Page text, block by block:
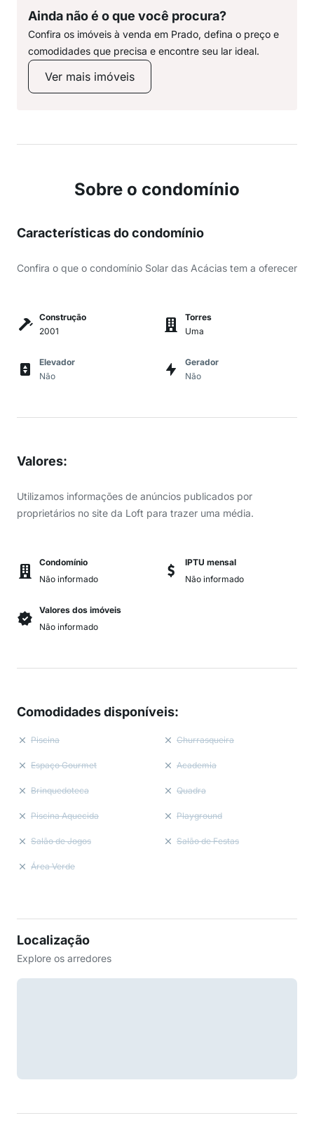
Ainda não é o que você procura?
Confira os imóveis à venda em Prado, defina o preço e
comodidades que precisa e encontre seu lar ideal.
Ver mais imóveis
Sobre o condomínio
Características do condomínio
Confira o que o condomínio Solar das Acácias tem a oferecer
Construção
2001
Torres
Uma
Elevador
Não
Gerador
Não
Valores:
Utilizamos informações de anúncios publicados por
proprietários no site da Loft para trazer uma média.
Condomínio
Não informado
IPTU mensal
Não informado
Valores dos imóveis
Não informado
Comodidades disponíveis:
Piscina Churrasqueira
Espaço Gourmet Academia
Brinquedoteca Quadra
Piscina Aquecida Playground
Salão de Jogos Salão de Festas
Área Verde
Localização
Explore os arredores